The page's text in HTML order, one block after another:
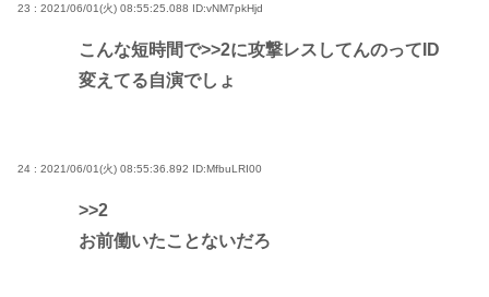
23 : 2021/06/01(火) 08:55:25.088 ID:vNM7pkHjd
こんな短時間で>>2に攻撃レスしてんのってID
変えてる自演でしょ
24 : 2021/06/01(火) 08:55:36.892 ID:MfbuLRI00
>>2
お前働いたことないだろ